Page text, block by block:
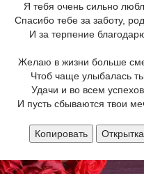
Я тебя очень сильно
Спасибо тебе за заботу,
И за терпение
Желаю в жизни больше
Чтоб чаще улыбалась ты.
Удачи и во всем успехов,
И пусть сбываются твои
Копировать Открытка